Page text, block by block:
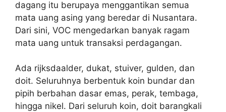
dagang itu berupaya menggantikan semua
mata uang asing yang beredar di Nusantara.
Dari sini, VOC mengedarkan banyak ragam
mata uang untuk transaksi perdagangan.
Ada rijksdaalder, dukat, stuiver, gulden, dan
doit. Seluruhnya berbentuk koin bundar dan
pipih berbahan dasar emas, perak, tembaga,
hingga nikel. Dari seluruh koin, doit barangkali